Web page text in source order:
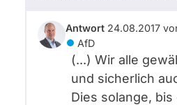
Antwort 24.08.2017
AfD
(...) Wir alle
und sicherlich
Dies solange,